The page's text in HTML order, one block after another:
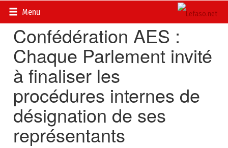
Menu
Accueil>
Confédération AES :
Chaque Parlement invité
à finaliser les
procédures internes de
désignation de ses
représentants